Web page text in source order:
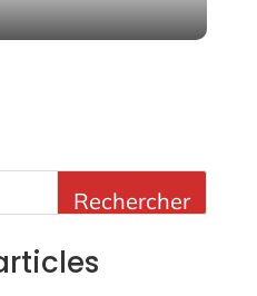
Rechercher